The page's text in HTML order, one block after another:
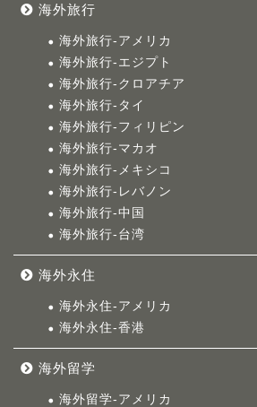
海外旅行
海外旅行-アメリカ
海外旅行-エジプト
海外旅行-クロアチア
海外旅行-タイ
海外旅行-フィリピン
海外旅行-マカオ
海外旅行-メキシコ
海外旅行-レバノン
海外旅行-中国
海外旅行-台湾
海外永住
海外永住-アメリカ
海外永住-香港
海外留学
海外留学-アメリカ